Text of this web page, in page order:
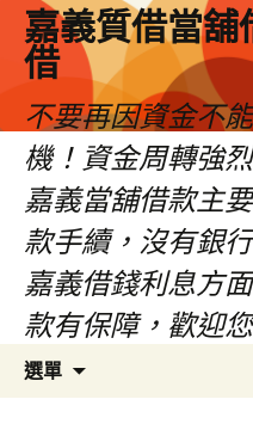
嘉義質借當
借
不要再因資金不
機！資金周轉強
嘉義當舖借款主
款手續，沒有銀
嘉義借錢利息方
款有保障，歡迎
選單